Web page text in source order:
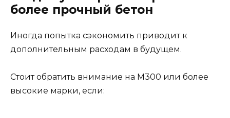
более прочный бетон
Иногда попытка сэкономить приводит к
дополнительным расходам в будущем.
Стоит обратить внимание на М300 или более
высокие марки, если: